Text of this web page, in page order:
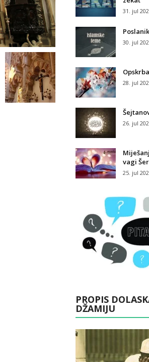
31. jul
30. jul
28. jul
26. jul
vagi
25. jul
PROPIS
DŽAMIJU